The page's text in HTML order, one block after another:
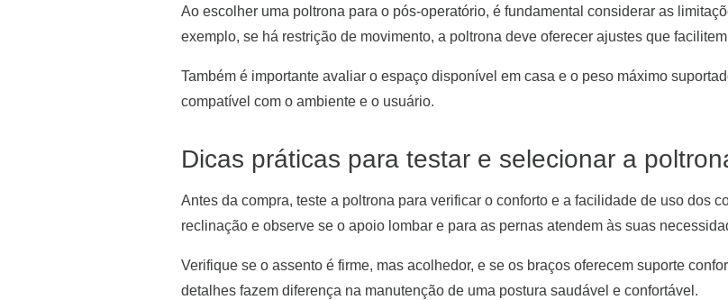
Ao escolher uma poltrona para o pós-operatório, é fundamental considerar as
exemplo, se há restrição de movimento, a poltrona deve oferecer ajustes que
Também é importante avaliar o espaço disponível em casa e o peso máximo
compatível com o ambiente e o usuário.
Dicas práticas para testar e selecionar a
Antes da compra, teste a poltrona para verificar o conforto e a facilidade de uso dos
reclinação e observe se o apoio lombar e para as pernas atendem às suas
Verifique se o assento é firme, mas acolhedor, e se os braços oferecem suporte
detalhes fazem diferença na manutenção de uma postura saudável e confortável.